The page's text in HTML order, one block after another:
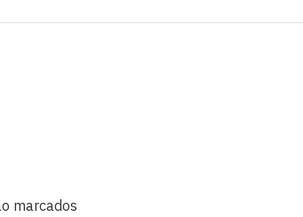
marcados